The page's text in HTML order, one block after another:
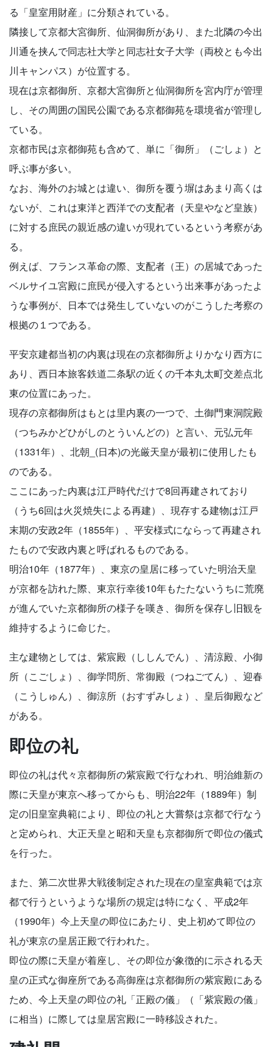
る「皇室用財産」に分類されている。
隣接して京都大宮御所、仙洞御所があり、また北隣の今出
川通を挟んで同志社大学と同志社女子大学（両校とも今出
川キャンパス）が位置する。
現在は京都御所、京都大宮御所と仙洞御所を宮内庁が管理
し、その周囲の国民公園である京都御苑を環境省が管理し
ている。
京都市民は京都御苑も含めて、単に「御所」（ごしょ）と
呼ぶ事が多い。
なお、海外のお城とは違い、御所を覆う塀はあまり高くは
ないが、これは東洋と西洋での支配者（天皇やなど皇族）
に対する庶民の親近感の違いが現れているという考察があ
る。
例えば、フランス革命の際、支配者（王）の居城であった
ベルサイユ宮殿に庶民が侵入するという出来事があったよ
うな事例が、日本では発生していないのがこうした考察の
根拠の１つである。
平安京建都当初の内裏は現在の京都御所よりかなり西方に
あり、西日本旅客鉄道二条駅の近くの千本丸太町交差点北
東の位置にあった。
現存の京都御所はもとは里内裏の一つで、土御門東洞院殿
（つちみかどひがしのとういんどの）と言い、元弘元年
（1331年）、北朝_(日本)の光厳天皇が最初に使用したも
のである。
ここにあった内裏は江戸時代だけで8回再建されており
（うち6回は火災焼失による再建）、現存する建物は江戸
末期の安政2年（1855年）、平安様式にならって再建され
たもので安政内裏と呼ばれるものである。
明治10年（1877年）、東京の皇居に移っていた明治天皇
が京都を訪れた際、東京行幸後10年もたたないうちに荒廃
が進んでいた京都御所の様子を嘆き、御所を保存し旧観を
維持するように命じた。
主な建物としては、紫宸殿（ししんでん）、清涼殿、小御
所（こごしょ）、御学問所、常御殿（つねごてん）、迎春
（こうしゅん）、御涼所（おすずみしょ）、皇后御殿など
がある。
即位の礼
即位の礼は代々京都御所の紫宸殿で行なわれ、明治維新の
際に天皇が東京へ移ってからも、明治22年（1889年）制
定の旧皇室典範により、即位の礼と大嘗祭は京都で行なう
と定められ、大正天皇と昭和天皇も京都御所で即位の儀式
を行った。
また、第二次世界大戦後制定された現在の皇室典範では京
都で行うというような場所の規定は特になく、平成2年
（1990年）今上天皇の即位にあたり、史上初めて即位の
礼が東京の皇居正殿で行われた。
即位の際に天皇が着座し、その即位が象徴的に示される天
皇の正式な御座所である高御座は京都御所の紫宸殿にある
ため、今上天皇の即位の礼「正殿の儀」（「紫宸殿の儀」
に相当）に際しては皇居宮殿に一時移設された。